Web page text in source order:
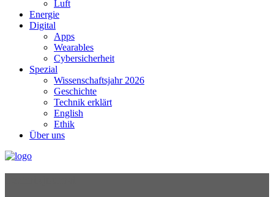
Luft
Energie
Digital
Apps
Wearables
Cybersicherheit
Spezial
Wissenschaftsjahr 2026
Geschichte
Technik erklärt
English
Ethik
Über uns